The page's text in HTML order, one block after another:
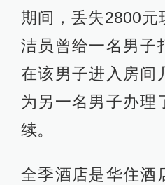
期间，丢失2800元
洁员曾给一名男子
在该男子进入房间
为另一名男子办理
续。
全季酒店是华住酒